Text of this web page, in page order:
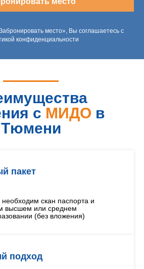
место», Вы соглашаетесь с
конфиденциальности
с МИДО в
Тюмени
пакет
скан паспорта и
высшем или среднем
(без вложения)
подход